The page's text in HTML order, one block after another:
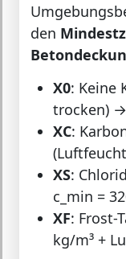
den
X0: Keine
trocken)
XC:
XS:
c_min =
XF: Frost-
kg/m³ +